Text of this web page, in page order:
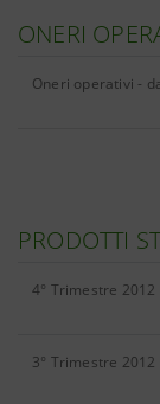
ONERI
Oneri operativi -
PRODOTTI
4° Trimestre 2012
3° Trimestre 2012